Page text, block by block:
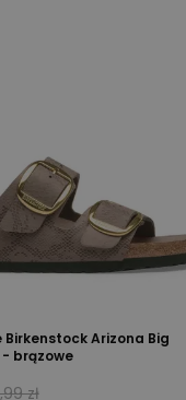
Arizona Big
- brązowe
zł